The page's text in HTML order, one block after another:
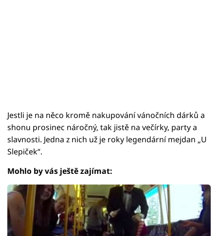
Jestli je na něco kromě nakupování vánočních dárků a
shonu prosinec náročný, tak jistě na večírky, party a
slavnosti. Jedna z nich už je roky legendární mejdan „U
Slepiček“.
Mohlo by vás ještě zajímat: